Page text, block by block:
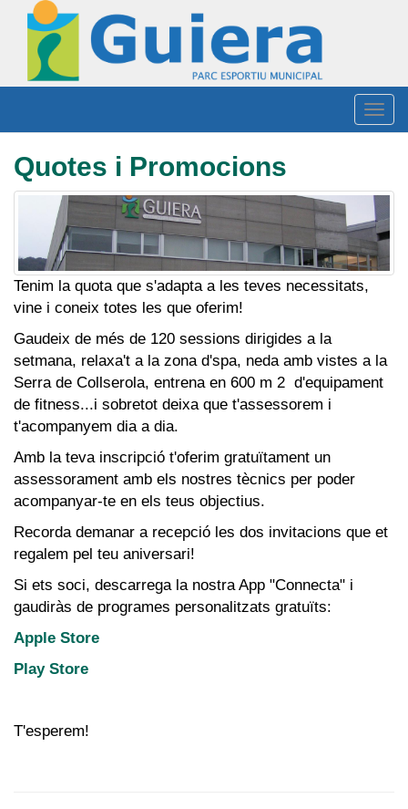
contingut
Quotes i Promocions
Tenim la quota que s'adapta a les teves necessitats,
vine i coneix totes les que oferim!
Gaudeix de més de 120 sessions dirigides a la
setmana, relaxa't a la zona d'spa, neda amb vistes a la
Serra de Collserola, entrena en 600 m 2 d'equipament
de fitness...i sobretot deixa que t'assessorem i
t'acompanyem dia a dia.
Amb la teva inscripció t'oferim gratuïtament un
assessorament amb els nostres tècnics per poder
acompanyar-te en els teus objectius.
Recorda demanar a recepció les dos invitacions que et
regalem pel teu aniversari!
Si ets soci, descarrega la nostra App "Connecta" i
gaudiràs de programes personalitzats gratuïts:
Apple Store
Play Store
T'esperem!